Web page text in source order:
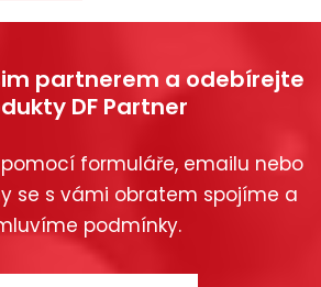
partnerem a odebírejte
DF Partner
formuláře, emailu nebo
se s vámi obratem spojíme a
podmínky.